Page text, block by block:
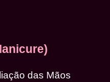
das Mãos